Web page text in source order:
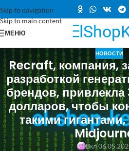
Skip to navigation
Skip to main content
МЕНЮ
НОВОСТИ
Recraft, компания,
разработкой
брендов,
долларов, чтобы
такими
Вкл